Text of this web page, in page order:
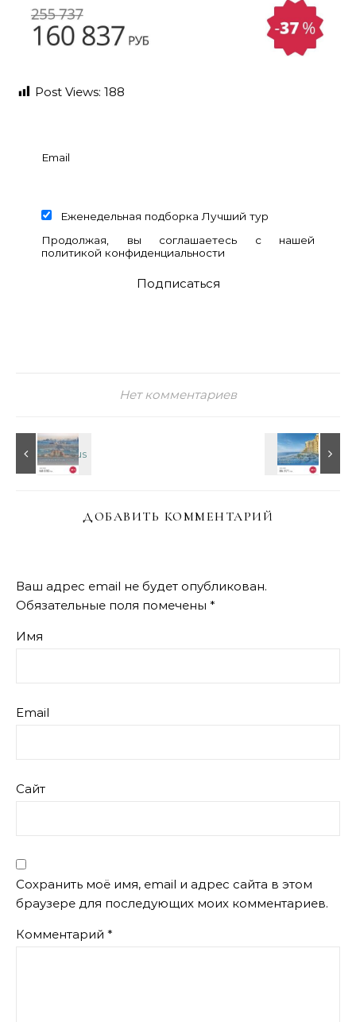
Post Views: 188
Email
Еженедельная подборка Лучший тур
Продолжая, вы соглашаетесь с нашей
политикой конфиденциальности
Нет комментариев
ДОБАВИТЬ КОММЕНТАРИЙ
Ваш адрес email не будет опубликован.
Обязательные поля помечены *
Имя
Email
Сайт
Сохранить моё имя, email и адрес сайта в этом
браузере для последующих моих комментариев.
Комментарий *